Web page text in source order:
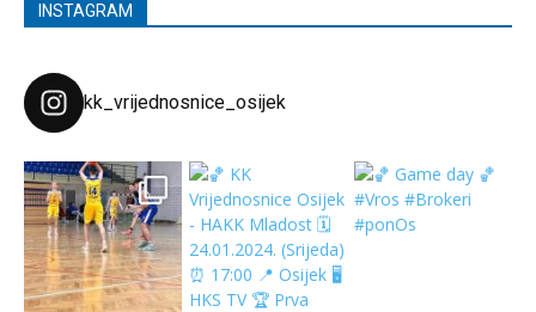
INSTAGRAM
kk_vrijednosnice_osijek